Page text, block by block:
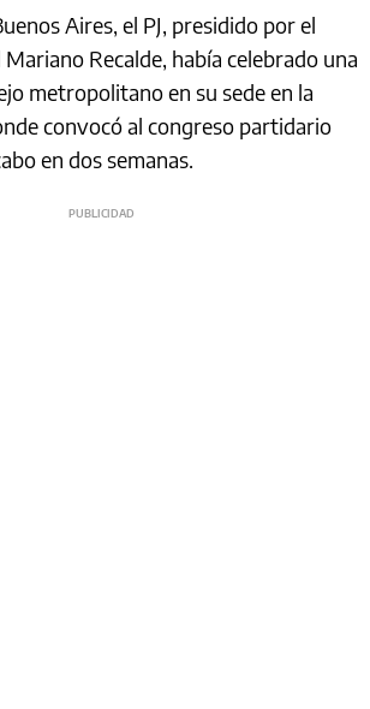
Aires, el PJ, presidido por el
Recalde, había celebrado una
metropolitano en su sede en la
convocó al congreso partidario
en dos semanas.